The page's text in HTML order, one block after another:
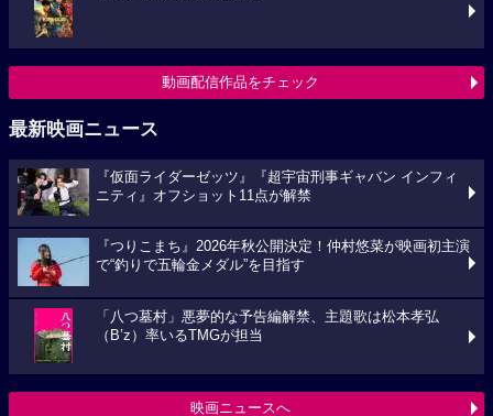
動画配信作品をチェック
最新映画ニュース
『仮面ライダーゼッツ』『超宇宙刑事ギャバン インフィ
ニティ』オフショット11点が解禁
『つりこまち』2026年秋公開決定！仲村悠菜が映画初主演
で“釣りで五輪金メダル”を目指す
「八つ墓村」悪夢的な予告編解禁、主題歌は松本孝弘
（B’z）率いるTMGが担当
映画ニュースへ